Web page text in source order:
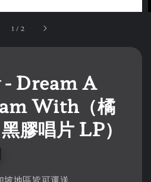
1 / 2
Dream A
With（橘
膠唱片 LP）
坡地區皆可運送